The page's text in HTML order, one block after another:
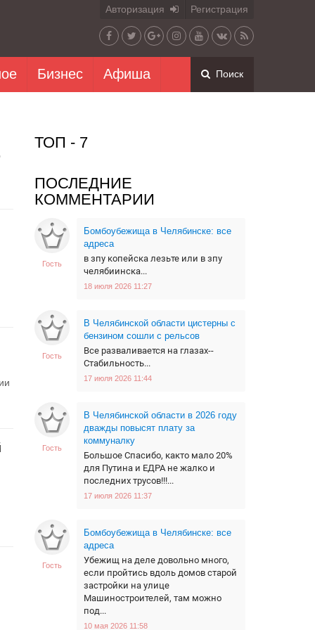
Авторизация Регистрация
Бизнес Афиша Поиск
ТОП - 7
ПОСЛЕДНИЕ
КОММЕНТАРИИ
Гость
Бомбоубежища в Челябинске: все
адреса
в зпу копейска лезьте или в зпу
челябиинска...
18 июля 2026 11:27
Гость
В Челябинской области цистерны с
бензином сошли с рельсов
Все разваливается на глазах--
Стабильность...
17 июля 2026 11:44
Гость
В Челябинской области в 2026 году
дважды повысят плату за
коммуналку
Большое Спасибо, както мало 20%
для Путина и ЕДРА не жалко и
последних трусов!!!...
17 июля 2026 11:37
Гость
Бомбоубежища в Челябинске: все
адреса
Убежищ на деле довольно много,
если пройтись вдоль домов старой
застройки на улице
Машиностроителей, там можно
под...
10 мая 2026 11:58